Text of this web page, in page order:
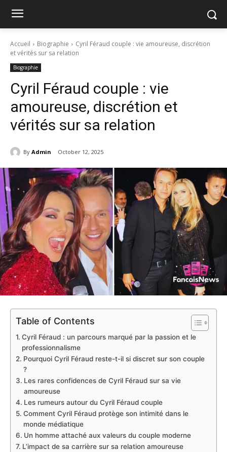
Accueil Biographie
Cyril Féraud couple : vie amoureuse, discrétion
et vérités sur sa relation
Biographie
Cyril Féraud couple : vie
amoureuse, discrétion et
vérités sur sa relation
By Admin October 12, 2025
Table of Contents
Cyril Féraud : un parcours marqué par la passion et le
professionnalisme
Pourquoi Cyril Féraud reste-t-il si discret sur son couple
?
Les rares confidences de Cyril Féraud sur sa vie
amoureuse
Les rumeurs autour du Cyril Féraud couple
Comment Cyril Féraud protège son intimité dans le
monde médiatique
Un homme attaché aux valeurs du couple moderne
L’impact de sa carrière sur sa relation amoureuse